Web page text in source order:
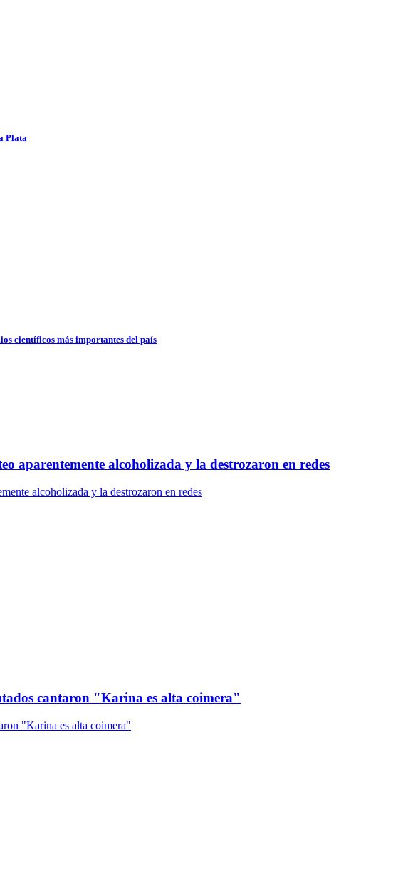
Plata
científicos más importantes del país
aparentemente alcoholizada y la destrozaron en redes
cantaron "Karina es alta coimera"